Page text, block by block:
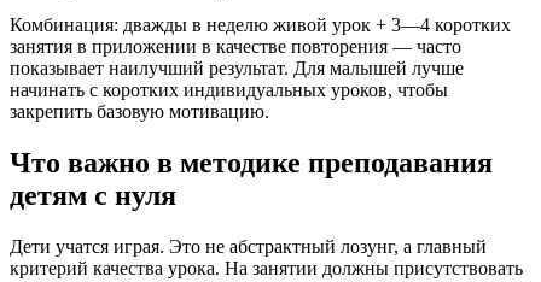
Комбинация: дважды в неделю живой урок + 3—4 коротких
занятия в приложении в качестве повторения — часто
показывает наилучший результат. Для малышей лучше
начинать с коротких индивидуальных уроков, чтобы
закрепить базовую мотивацию.
Что важно в методике преподавания
детям с нуля
Дети учатся играя. Это не абстрактный лозунг, а главный
критерий качества урока. На занятии должны присутствовать